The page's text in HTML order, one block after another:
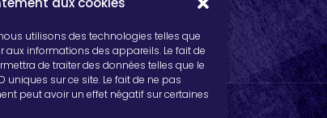
utilisons des technologies telles que
aux informations des appareils. Le fait de
de traiter des données telles que le
sur ce site. Le fait de ne pas
peut avoir un effet négatif sur certaines